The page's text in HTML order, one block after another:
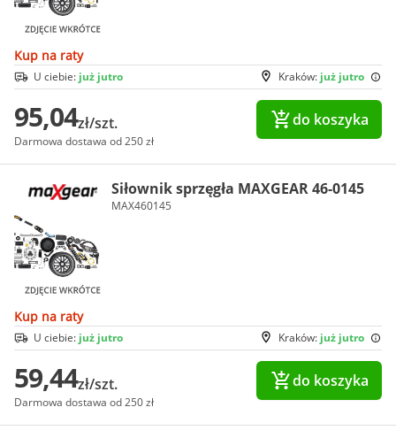
Kup na raty
Kraków: już jutro
U ciebie: już jutro
95,04zł/szt.
Darmowa dostawa od 250 zł
do koszyka
Siłownik sprzęgła MAXGEAR 46-0145
MAX460145
Kup na raty
Kraków: już jutro
U ciebie: już jutro
59,44zł/szt.
Darmowa dostawa od 250 zł
do koszyka